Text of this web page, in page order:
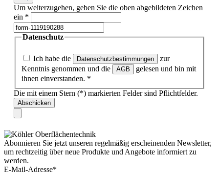
Um weiterzugehen, geben Sie die oben abgebildeten Zeichen
ein *
Datenschutz
Ich habe die Datenschutzbestimmungen
zur
Kenntnis genommen und die
AGB
gelesen und bin mit
ihnen einverstanden. *
Die mit einem Stern (*) markierten Felder sind Pflichtfelder.
Abschicken
Abonnieren Sie jetzt unseren regelmäßig erscheinenden Newsletter,
um rechtzeitig über neue Produkte und Angebote informiert zu
werden.
E-Mail-Adresse*